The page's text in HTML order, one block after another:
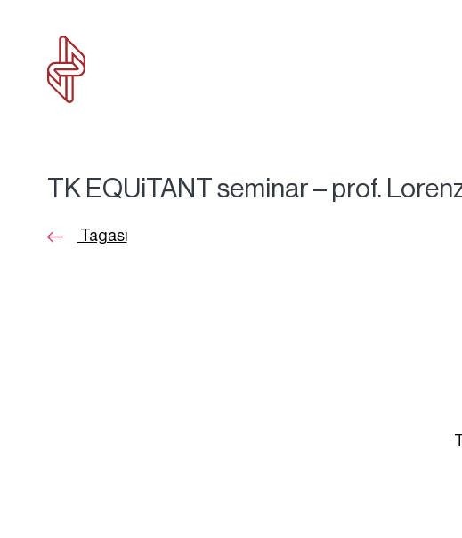
TK EQUiTANT seminar – prof.
Tagasi